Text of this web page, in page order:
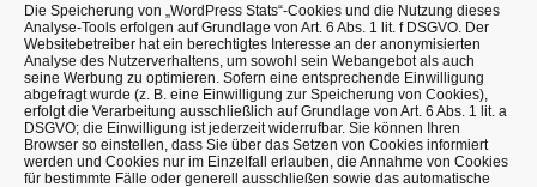
Die Speicherung von „WordPress Stats“-Cookies und die Nutzung dieses
Analyse-Tools erfolgen auf Grundlage von Art. 6 Abs. 1 lit. f DSGVO. Der
Websitebetreiber hat ein berechtigtes Interesse an der anonymisierten
Analyse des Nutzerverhaltens, um sowohl sein Webangebot als auch
seine Werbung zu optimieren. Sofern eine entsprechende Einwilligung
abgefragt wurde (z. B. eine Einwilligung zur Speicherung von Cookies),
erfolgt die Verarbeitung ausschließlich auf Grundlage von Art. 6 Abs. 1 lit. a
DSGVO; die Einwilligung ist jederzeit widerrufbar. Sie können Ihren
Browser so einstellen, dass Sie über das Setzen von Cookies informiert
werden und Cookies nur im Einzelfall erlauben, die Annahme von Cookies
für bestimmte Fälle oder generell ausschließen sowie das automatische